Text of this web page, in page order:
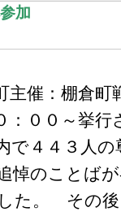
加
催：棚倉町
：００～挙
で４４３人
悼のことば
た。 その後